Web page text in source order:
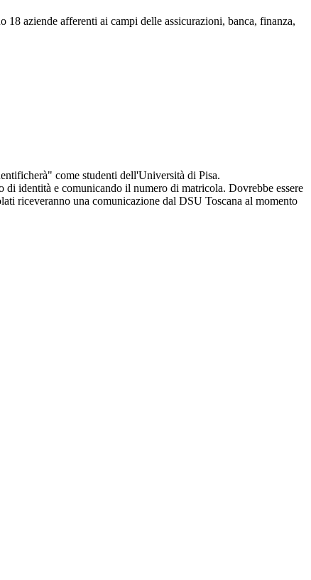
18 aziende afferenti ai campi delle assicurazioni, banca, finanza,
come studenti dell'Università di Pisa.
di identità e comunicando il numero di matricola. Dovrebbe essere
riceveranno una comunicazione dal DSU Toscana al momento